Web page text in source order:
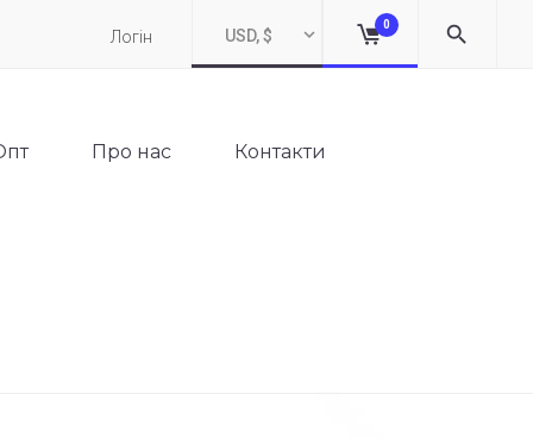
Логін USD, $
0
Про нас Контакти